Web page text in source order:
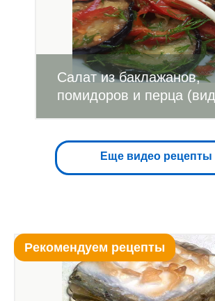
Салат из баклажанов,
помидоров и перца
Еще видео рецепты
Рекомендуем рецепты